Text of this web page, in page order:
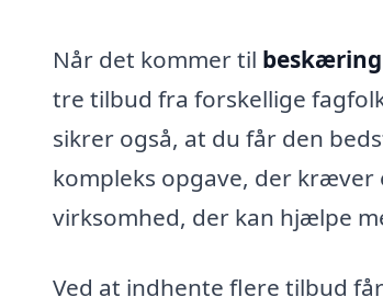
Når det kommer til
tre tilbud fra forskellige
sikrer også, at du får den
kompleks opgave, der
virksomhed, der kan hjælpe
Ved at indhente flere tilbud